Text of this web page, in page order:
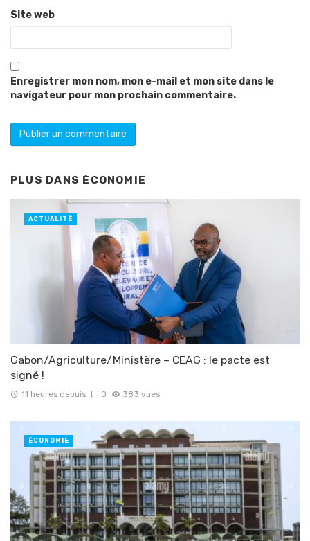
Site web
Enregistrer mon nom, mon e-mail et mon site dans le
navigateur pour mon prochain commentaire.
PLUS DANS ÉCONOMIE
Gabon/Agriculture/Ministère – CEAG : le pacte est
signé !
11 heures depuis 0 383 vues
ACTUALITÉ
ÉCONOMIE